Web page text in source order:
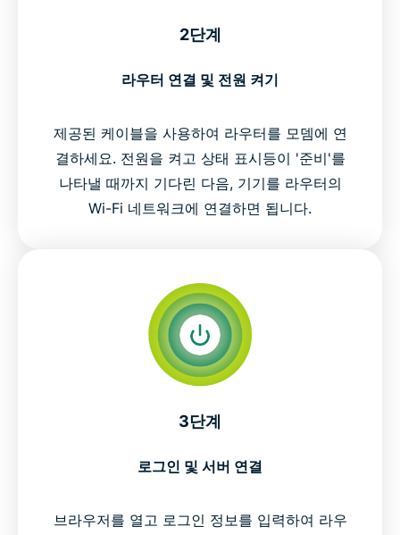
2단계
라우터 연결 및 전원 켜기
제공된 케이블을 사용하여 라우터를 모뎀에 연
결하세요. 전원을 켜고 상태 표시등이 '준비'를
나타낼 때까지 기다린 다음, 기기를 라우터의
Wi-Fi 네트워크에 연결하면 됩니다.
3단계
로그인 및 서버 연결
브라우저를 열고 로그인 정보를 입력하여 라우